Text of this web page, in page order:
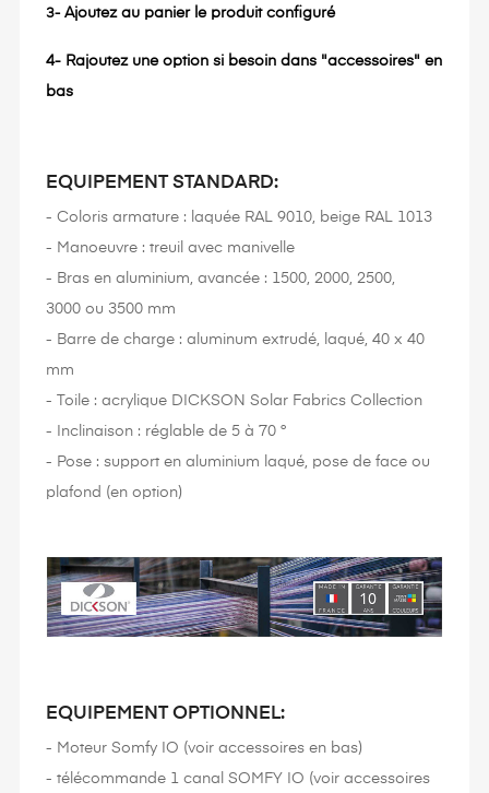
3-Ajoutez au panier le produit configuré
4- Rajoutez une option si besoin dans "accessoires" en
bas
EQUIPEMENT STANDARD:
- Coloris armature : laquée RAL 9010, beige RAL 1013
- Manoeuvre : treuil avec manivelle
- Bras en aluminium, avancée : 1500, 2000, 2500,
3000 ou 3500 mm
- Barre de charge : aluminum extrudé, laqué, 40 x 40
mm
- Toile : acrylique DICKSON Solar Fabrics Collection
- Inclinaison : réglable de 5 à 70 °
- Pose : support en aluminium laqué, pose de face ou
plafond (en option)
EQUIPEMENT OPTIONNEL:
- Moteur Somfy IO (voir accessoires en bas)
- télécommande 1 canal SOMFY IO (voir accessoires